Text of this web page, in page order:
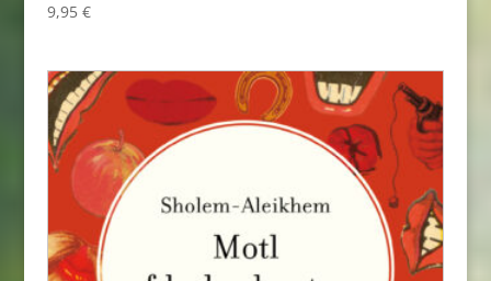
9,95 €